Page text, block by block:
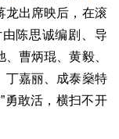
龙出席映后，在滚
陈思诚编剧、导
曹炳琨、黄毅、
丁嘉丽、成泰燊特
勇敢活，横扫不开